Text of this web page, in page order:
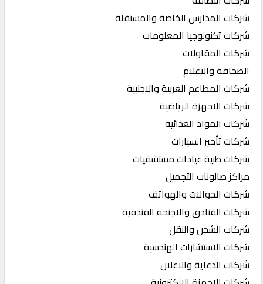
شركات المدارس الخاصة والمستقلة
شركات تكنولوجيا المعلومات
شركات المقاولات
الصحافة والاعلام
شركات المطاعم العربية والاجنبية
شركات الاجهزة الرياضية
شركات المواد الغذائية
شركات تأجير السيارات
شركات طبية عيادات مستشفيات
مراكز صالونات التجميل
شركات الجوالات والهواتف
شركات الفنادق والاجنحة الفندقية
شركات الشحن والنقل
شركات الاستشارات الهندسية
شركات الدعاية والاعلان